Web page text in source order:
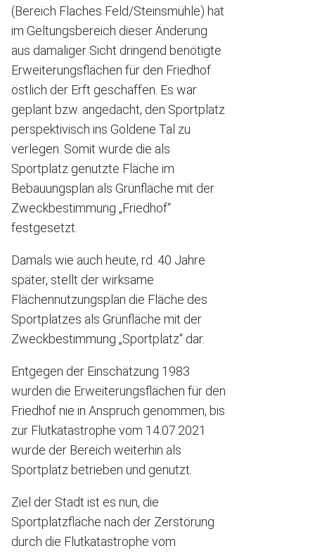
(Bereich Flaches Feld/Steinsmühle) hat
im Geltungsbereich dieser Änderung
aus damaliger Sicht dringend benötigte
Erweiterungsflächen für den Friedhof
östlich der Erft geschaffen. Es war
geplant bzw. angedacht, den Sportplatz
perspektivisch ins Goldene Tal zu
verlegen. Somit wurde die als
Sportplatz genutzte Fläche im
Bebauungsplan als Grünfläche mit der
Zweckbestimmung „Friedhof“
festgesetzt.
Damals wie auch heute, rd. 40 Jahre
später, stellt der wirksame
Flächennutzungsplan die Fläche des
Sportplatzes als Grünfläche mit der
Zweckbestimmung „Sportplatz“ dar.
Entgegen der Einschätzung 1983
wurden die Erweiterungsflächen für den
Friedhof nie in Anspruch genommen, bis
zur Flutkatastrophe vom 14.07.2021
wurde der Bereich weiterhin als
Sportplatz betrieben und genutzt.
Ziel der Stadt ist es nun, die
Sportplatzfläche nach der Zerstörung
durch die Flutkatastrophe vom